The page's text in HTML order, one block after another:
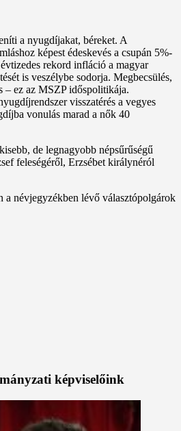
a nyugdíjakat, béreket. A
képest édeskevés a csupán 5%-
rekord infláció a magyar
is veszélybe sodorja. Megbecsülés,
– ez az MSZP időspolitikája.
visszatérés a vegyes
vonulás marad a nők 40
de legnagyobb népsűrűségű
feleségéről, Erzsébet királynéról
a névjegyzékben lévő választópolgárok
képviselőink